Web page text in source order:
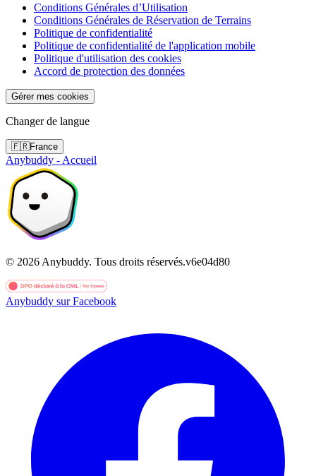
Conditions Générales d’Utilisation
Conditions Générales de Réservation de Terrains
Politique de confidentialité
Politique de confidentialité de l'application mobile
Politique d'utilisation des cookies
Accord de protection des données
Gérer mes cookies
Changer de langue
🇫🇷France
Anybuddy - Accueil
© 2026 Anybuddy. Tous droits réservés.v6e04d80
Anybuddy sur Facebook